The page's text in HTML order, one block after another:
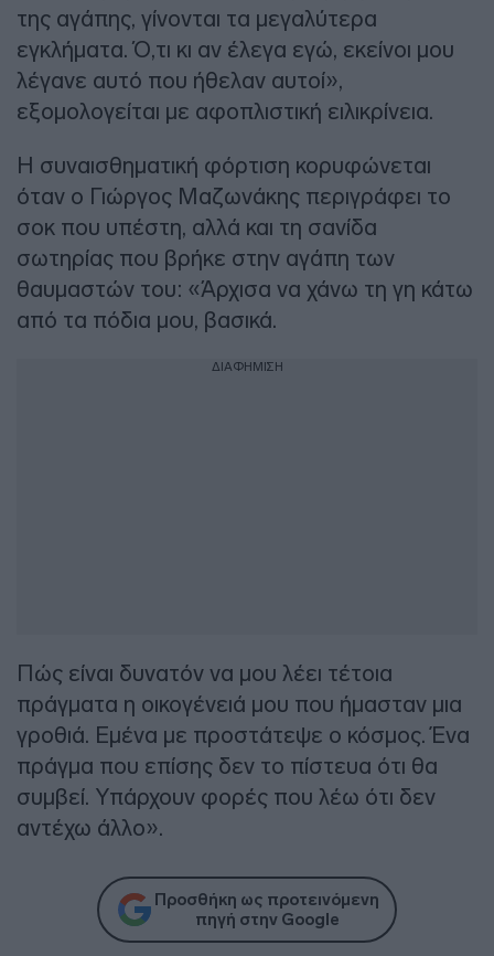
της αγάπης, γίνονται τα μεγαλύτερα
εγκλήματα. Ό,τι κι αν έλεγα εγώ, εκείνοι μου
λέγανε αυτό που ήθελαν αυτοί»,
εξομολογείται με αφοπλιστική ειλικρίνεια.
Η συναισθηματική φόρτιση κορυφώνεται
όταν ο Γιώργος Μαζωνάκης περιγράφει το
σοκ που υπέστη, αλλά και τη σανίδα
σωτηρίας που βρήκε στην αγάπη των
θαυμαστών του: «Άρχισα να χάνω τη γη κάτω
από τα πόδια μου, βασικά.
ΔΙΑΦΗΜΙΣΗ
Πώς είναι δυνατόν να μου λέει τέτοια
πράγματα η οικογένειά μου που ήμασταν μια
γροθιά. Εμένα με προστάτεψε ο κόσμος. Ένα
πράγμα που επίσης δεν το πίστευα ότι θα
συμβεί. Υπάρχουν φορές που λέω ότι δεν
αντέχω άλλο».
Προσθήκη ως προτεινόμενη
πηγή στην Google